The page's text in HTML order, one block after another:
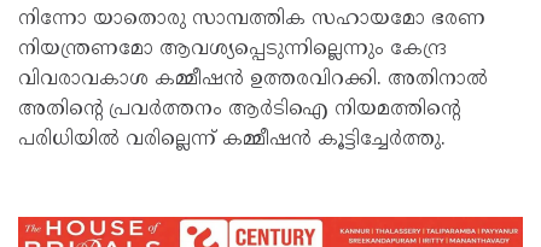
നിന്നോ യാതൊരു സാമ്പത്തിക സഹായമോ ഭരണ
നിയന്ത്രണമോ ആവശ്യപ്പെടുന്നില്ലെന്നും കേന്ദ്ര
വിവരാവകാശ കമ്മീഷന്‍ ഉത്തരവിറക്കി. അതിനാല്‍
അതിന്റെ പ്രവര്‍ത്തനം ആര്‍ടിഐ നിയമത്തിന്റെ
പരിധിയില്‍ വരില്ലെന്ന് കമ്മീഷന്‍ കൂട്ടിച്ചേര്‍ത്തു.